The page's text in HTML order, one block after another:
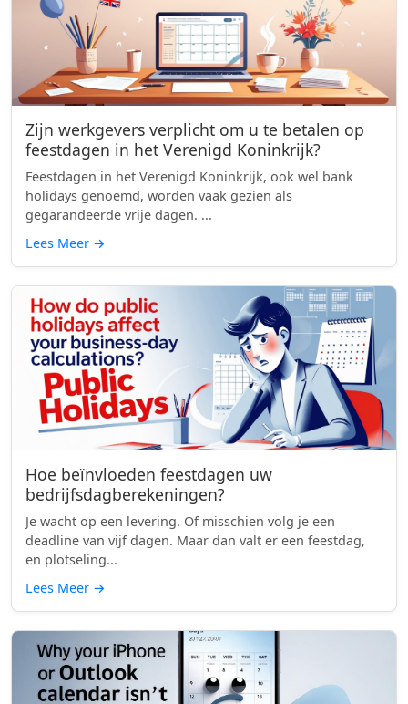
Zijn werkgevers verplicht om u te betalen op
feestdagen in het Verenigd Koninkrijk?
Feestdagen in het Verenigd Koninkrijk, ook wel bank
holidays genoemd, worden vaak gezien als
gegarandeerde vrije dagen. ...
Lees Meer →
Hoe beïnvloeden feestdagen uw
bedrijfsdagberekeningen?
Je wacht op een levering. Of misschien volg je een
deadline van vijf dagen. Maar dan valt er een feestdag,
en plotseling...
Lees Meer →